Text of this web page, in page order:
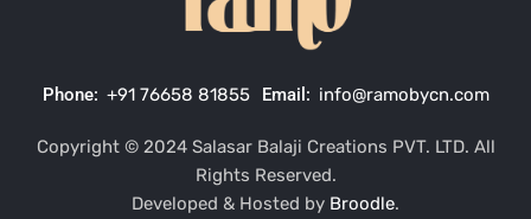
Phone: +91 76658 81855 Email: info@ramobycn.com
Copyright © 2024 Salasar Balaji Creations PVT. LTD. All
Rights Reserved.
Developed & Hosted by Broodle.